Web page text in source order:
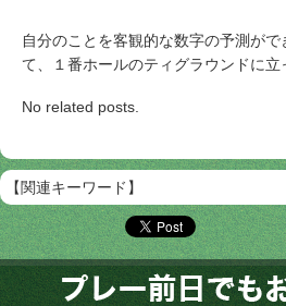
自分のことを客観的な数字の予測が
て、１番ホールのティグラウンドに立
No related posts.
【関連キーワード】